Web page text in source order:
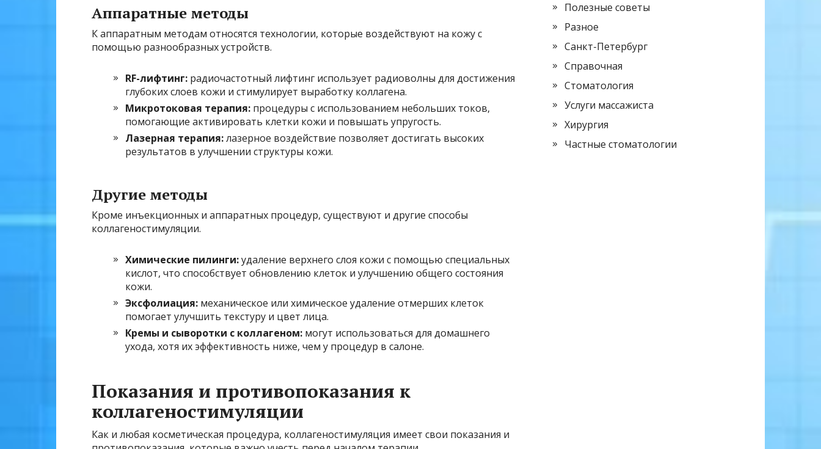
Аппаратные методы
К аппаратным методам относятся технологии, которые воздействуют на кожу с
помощью разнообразных устройств.
RF-лифтинг: радиочастотный лифтинг использует радиоволны для достижения
глубоких слоев кожи и стимулирует выработку коллагена.
Микротоковая терапия: процедуры с использованием небольших токов,
помогающие активировать клетки кожи и повышать упругость.
Лазерная терапия:лазерное воздействие позволяет достигать высоких
результатов в улучшении структуры кожи.
Другие методы
Кроме инъекционных и аппаратных процедур, существуют и другие способы
коллагеностимуляции.
Химические пилинги:удаление верхнего слоя кожи с помощью специальных
кислот, что способствует обновлению клеток и улучшению общего состояния
кожи.
Эксфолиация: механическое или химическое удаление отмерших клеток
помогает улучшить текстуру и цвет лица.
Кремы и сыворотки с коллагеном: могут использоваться для домашнего
ухода, хотя их эффективность ниже, чем у процедур в салоне.
Показания и противопоказания к
коллагеностимуляции
Как и любая косметическая процедура, коллагеностимуляция имеет свои показания и
Полезные советы
Разное
Санкт-Петербург
Справочная
Стоматология
Услуги массажиста
Хирургия
Частные стоматологии